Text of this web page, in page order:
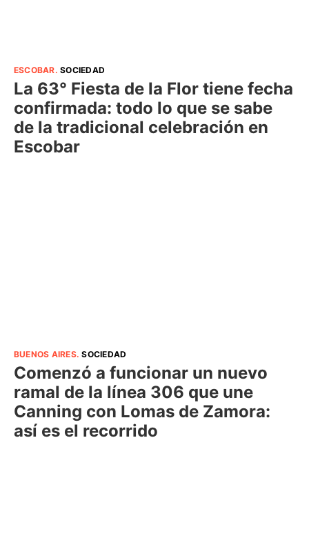
ESCOBAR.SOCIEDAD
La 63° Fiesta de la Flor tiene fecha
confirmada: todo lo que se sabe
de la tradicional celebración en
Escobar
BUENOS AIRES.SOCIEDAD
Comenzó a funcionar un nuevo
ramal de la línea 306 que une
Canning con Lomas de Zamora:
así es el recorrido